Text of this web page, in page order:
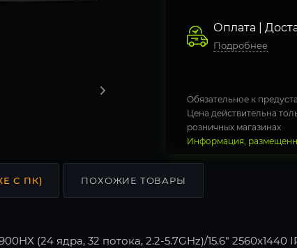
Оплата |
Подробнее
Обязательное к
Цена действительна
розничных магазинах
Информация,
С ПК) ПОХОЖИЕ ТОВАРЫ
(24 ядра, 32 потока, 2.2-5.7GHz)/15.6"